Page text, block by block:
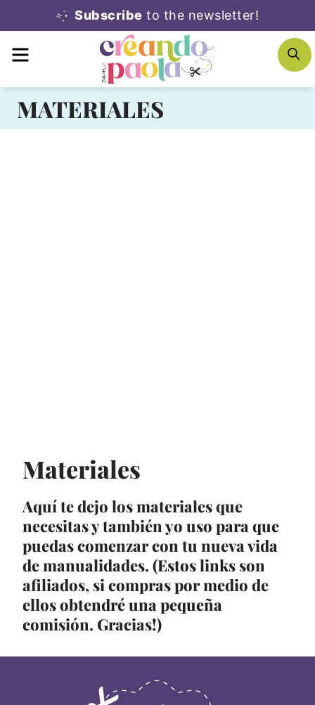
content
Subscribe to the newsletter!
MENU
MATERIALES
Materiales
Aquí te dejo los materiales que
necesitas y también yo uso para que
puedas comenzar con tu nueva vida
de manualidades. (Estos links son
afiliados, si compras por medio de
ellos obtendré una pequeña
comisión. Gracias!)